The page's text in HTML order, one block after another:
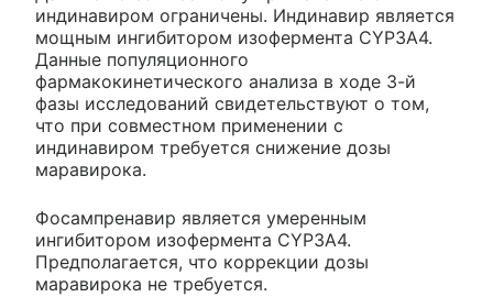
индинавиром ограничены. Индинавир является
мощным ингибитором изофермента CYP3A4.
Данные популяционного
фармакокинетического анализа в ходе 3-й
фазы исследований свидетельствуют о том,
что при совместном применении с
индинавиром требуется снижение дозы
маравирока.
Фосампренавир является умеренным
ингибитором изофермента CYP3A4.
Предполагается, что коррекции дозы
маравирока не требуется.